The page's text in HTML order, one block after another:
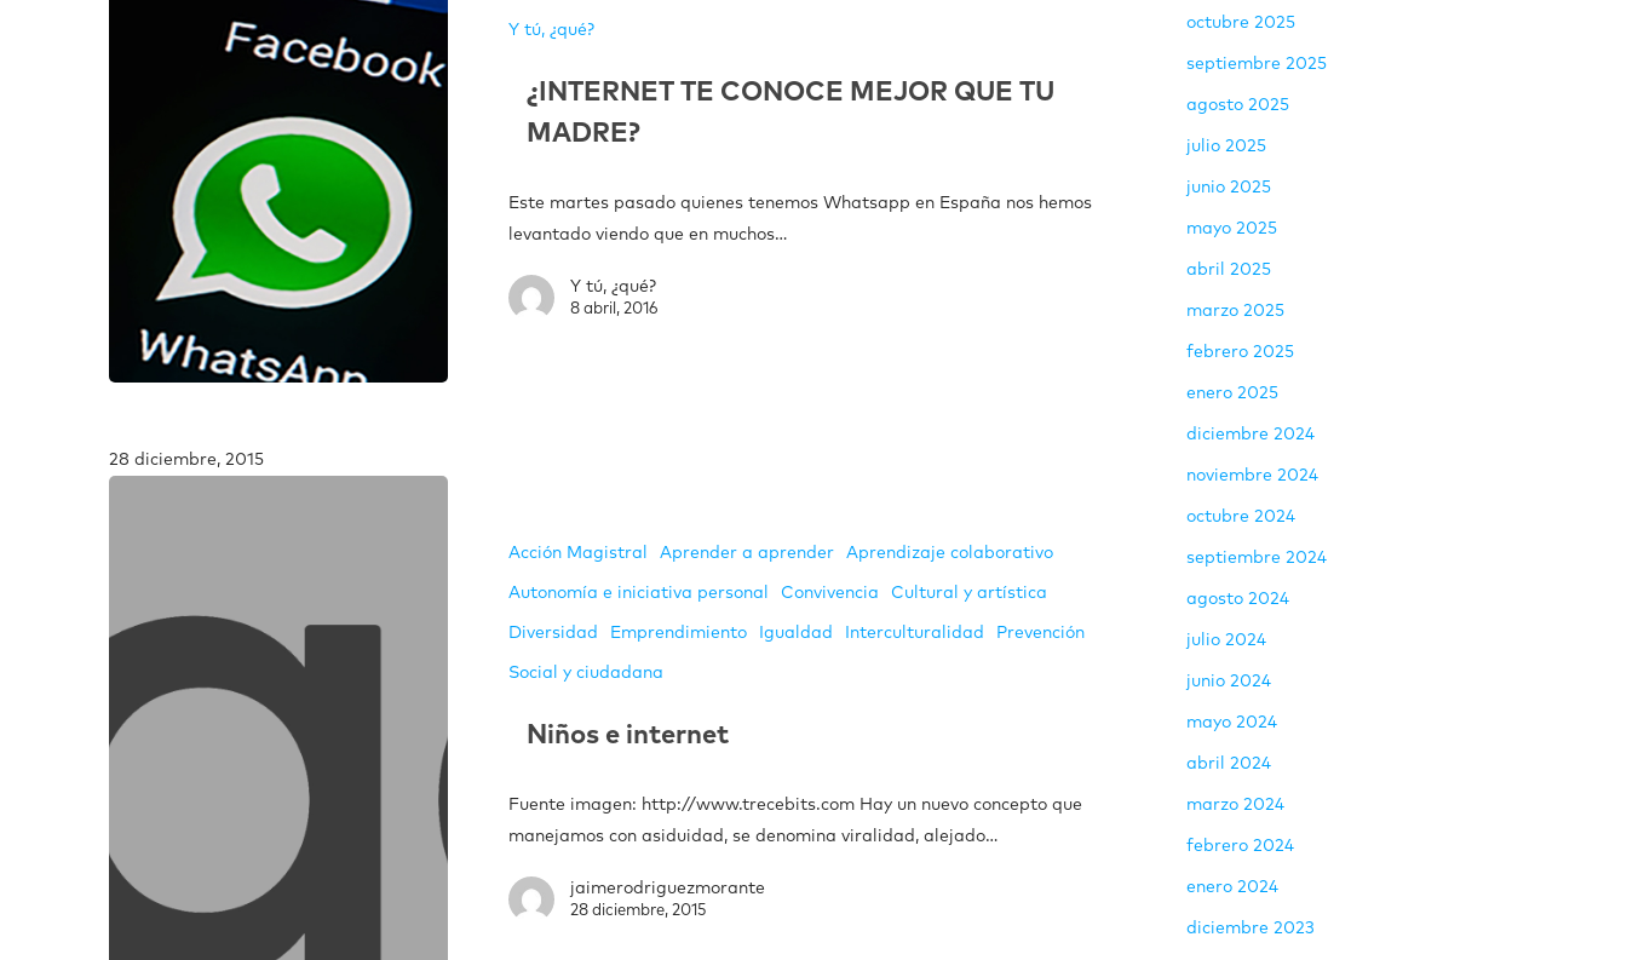
Y tú, ¿qué?
¿INTERNET TE CONOCE MEJOR QUE TU
MADRE?
Este martes pasado quienes tenemos Whatsapp en España nos hemos
levantado viendo que en muchos…
Y tú, ¿qué?
8 abril, 2016
28 diciembre, 2015
Acción Magistral Aprender a aprender Aprendizaje colaborativo
Autonomía e iniciativa personal Convivencia Cultural y artística
Diversidad Emprendimiento Igualdad Interculturalidad Prevención
Social y ciudadana
Niños e internet
Fuente imagen: http://www.trecebits.com Hay un nuevo concepto que
manejamos con asiduidad, se denomina viralidad, alejado…
jaimerodriguezmorante
28 diciembre, 2015
octubre 2025
septiembre 2025
agosto 2025
julio 2025
junio 2025
mayo 2025
abril 2025
marzo 2025
febrero 2025
enero 2025
diciembre 2024
noviembre 2024
octubre 2024
septiembre 2024
agosto 2024
julio 2024
junio 2024
mayo 2024
abril 2024
marzo 2024
febrero 2024
enero 2024
diciembre 2023